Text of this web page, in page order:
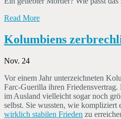
Read More
Kolumbiens
Nov. 24
Vor einem Jahr unterzeichneten
Farc-Guerilla ihren
im Ausland vielleicht sogar noch
selbst. Sie wussten, wie kompliziert
wirklich stabilen Frieden zu